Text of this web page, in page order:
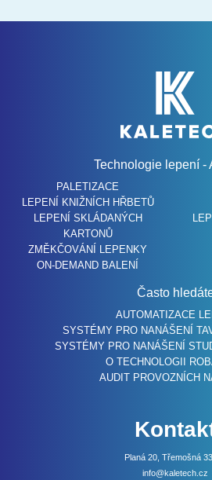
Technologie lepení -
PALETIZACE
LEPENÍ KNIŽNÍCH HŘBETŮ
LEPENÍ SKLÁDANÝCH
KARTONŮ
ZMĚKČOVÁNÍ LEPENKY
ON-DEMAND BALENÍ
Často
AUTOMATIZACE
SYSTÉMY PRO NANÁŠENÍ
SYSTÉMY PRO NANÁŠENÍ
O TECHNOLOGII
AUDIT PROVOZNÍCH
Planá 20, Třemošná
info@kaletech.cz